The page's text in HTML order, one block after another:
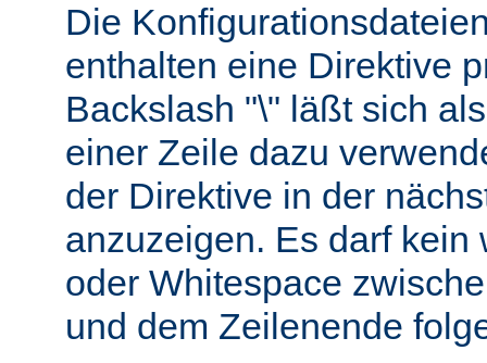
Die
enthalten eine Direktive
Backslash "\" läßt sich
einer Zeile dazu
der Direktive in der
anzuzeigen. Es darf kein
oder Whitespace
und dem Zeilenende